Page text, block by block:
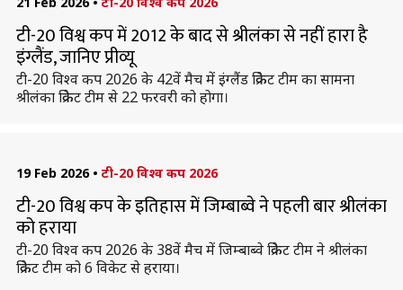
टी-20 विश्व कप में 2012 के बाद से श्रीलंका से नहीं हारा है
इंग्लैंड, जानिए प्रीव्यू
टी-20 विश्व कप 2026 के 42वें मैच में इंग्लैंड क्रिकेट टीम का सामना
श्रीलंका क्रिकेट टीम से 22 फरवरी को होगा।
19 Feb 2026 • टी-20 विश्व कप 2026
टी-20 विश्व कप के इतिहास में जिम्बाब्वे ने पहली बार श्रीलंका
को हराया
टी-20 विश्व कप 2026 के 38वें मैच में जिम्बाब्वे क्रिकेट टीम ने श्रीलंका
क्रिकेट टीम को 6 विकेट से हराया।